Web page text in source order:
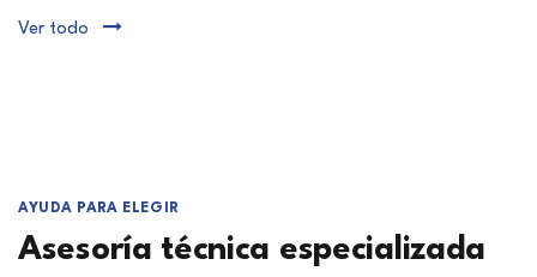
Ver todo
AYUDA PARA ELEGIR
Asesoría técnica especializada